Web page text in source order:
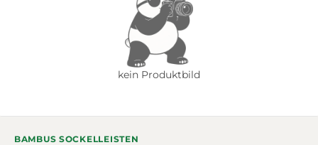
kein Produktbild
BAMBUS SOCKELLEISTEN